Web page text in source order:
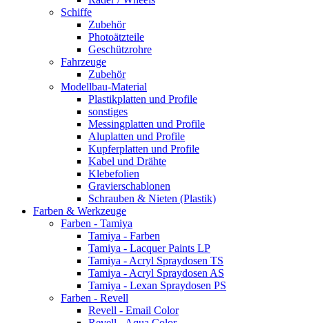
Schiffe
Zubehör
Photoätzteile
Geschützrohre
Fahrzeuge
Zubehör
Modellbau-Material
Plastikplatten und Profile
sonstiges
Messingplatten und Profile
Aluplatten und Profile
Kupferplatten und Profile
Kabel und Drähte
Klebefolien
Gravierschablonen
Schrauben & Nieten (Plastik)
Farben & Werkzeuge
Farben - Tamiya
Tamiya - Farben
Tamiya - Lacquer Paints LP
Tamiya - Acryl Spraydosen TS
Tamiya - Acryl Spraydosen AS
Tamiya - Lexan Spraydosen PS
Farben - Revell
Revell - Email Color